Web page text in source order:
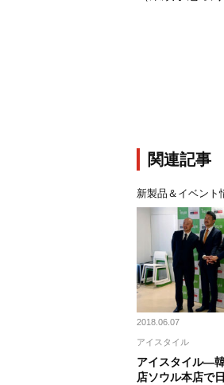
関連記事
新製品＆イベント
2018.06.07
アイスタイル
アイスタイル―
店ソウル本店で